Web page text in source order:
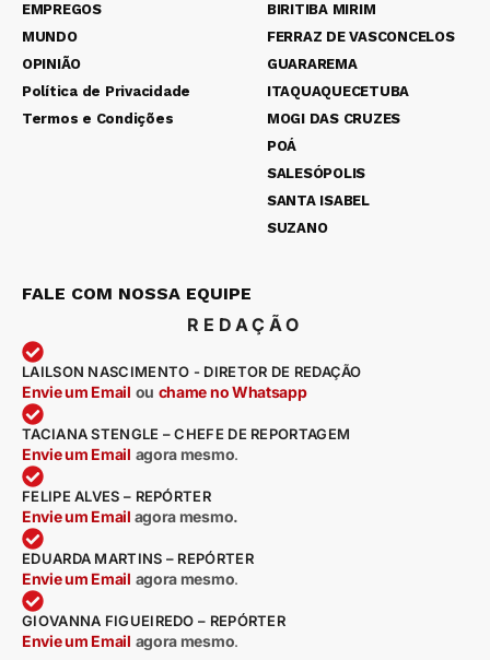
EMPREGOS
MUNDO
OPINIÃO
Política de Privacidade
Termos e Condições
BIRITIBA MIRIM
FERRAZ DE VASCONCELOS
GUARAREMA
ITAQUAQUECETUBA
MOGI DAS CRUZES
POÁ
SALESÓPOLIS
SANTA ISABEL
SUZANO
FALE COM NOSSA EQUIPE
REDAÇÃO
LAILSON NASCIMENTO - DIRETOR DE REDAÇÃO
Envie um Email ou chame no Whatsapp
TACIANA STENGLE – CHEFE DE REPORTAGEM
Envie um Email agora mesmo.
FELIPE ALVES – REPÓRTER
Envie um Email agora mesmo.
EDUARDA MARTINS – REPÓRTER
Envie um Email agora mesmo.
GIOVANNA FIGUEIREDO – REPÓRTER
Envie um Email agora mesmo.